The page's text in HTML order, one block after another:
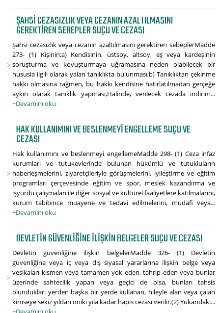
ŞAHSI CEZASIZLIK VEYA CEZANIN AZALTILMASINI
GEREKTIREN SEBEPLER SUÇU VE CEZASI
Şahsi cezasızlık veya cezanın azaltılmasını gerektiren sebeplerMadde
273- (1) Kişinin;a) Kendisinin, üstsoy, altsoy, eş veya kardeşinin
soruşturma ve kovuşturmaya uğramasına neden olabilecek bir
hususla ilgili olarak yalan tanıklıkta bulunması,b) Tanıklıktan çekinme
hakkı olmasına rağmen, bu hakkı kendisine hatırlatılmadan gerçeğe
aykırı olarak tanıklık yapması,Halinde, verilecek cezada indirim...
+Devamını oku
HAK KULLANIMINI VE BESLENMEYI ENGELLEME SUÇU VE
CEZASI
Hak kullanımını ve beslenmeyi engellemeMadde 298- (1) Ceza infaz
kurumları ve tutukevlerinde bulunan hükümlü ve tutukluların
haberleşmelerini, ziyaretçileriyle görüşmelerini, iyileştirme ve eğitim
programları çerçevesinde eğitim ve spor, meslek kazandırma ve
işyurdu çalışmaları ile diğer sosyal ve kültürel faaliyetlere katılmalarını,
kurum tabibince muayene ve tedavi edilmelerini, müdafi veya...
+Devamını oku
DEVLETIN GÜVENLIĞINE ILIŞKIN BELGELER SUÇU VE CEZASI
Devletin güvenliğine ilişkin belgelerMadde 326- (1) Devletin
güvenliğine veya iç veya dış siyasal yararlarına ilişkin belge veya
vesikaları kısmen veya tamamen yok eden, tahrip eden veya bunlar
üzerinde sahtecilik yapan veya geçici de olsa, bunları tahsis
olundukları yerden başka bir yerde kullanan, hileyle alan veya çalan
kimseye sekiz yıldan oniki yıla kadar hapis cezası verilir.(2) Yukarıdaki...